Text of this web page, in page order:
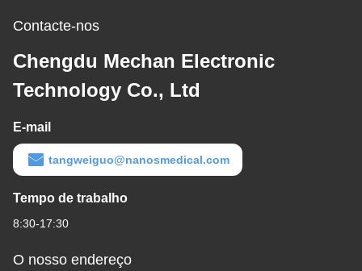
Contacte-nos
Chengdu Mechan Electronic
Technology Co., Ltd
E-mail
tangweiguo@nanosmedical.com
Tempo de trabalho
8:30-17:30
O nosso endereço